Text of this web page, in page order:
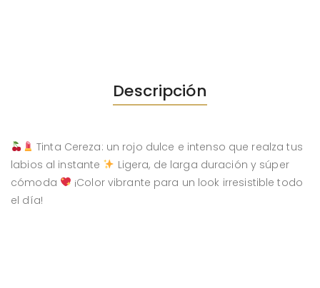
Descripción
Tinta Cereza: un rojo dulce e intenso que realza tus
labios al instante
Ligera, de larga duración y súper
cómoda
¡Color vibrante para un look irresistible todo
el día!